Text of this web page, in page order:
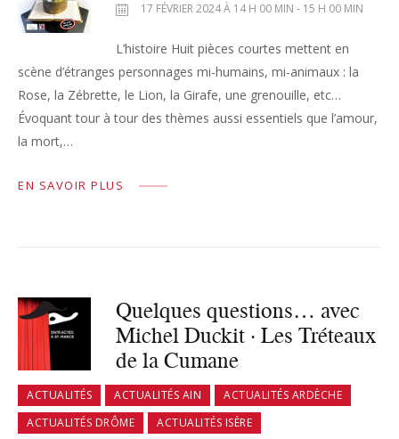
17 FÉVRIER 2024 À 14 H 00 MIN - 15 H 00 MIN
L’histoire Huit pièces courtes mettent en
scène d’étranges personnages mi-humains, mi-animaux : la
Rose, la Zébrette, le Lion, la Girafe, une grenouille, etc…
Évoquant tour à tour des thèmes aussi essentiels que l’amour,
la mort,…
EN SAVOIR PLUS
Quelques questions… avec
Michel Duckit · Les Tréteaux
de la Cumane
ACTUALITÉS ACTUALITÉS AIN
ACTUALITÉS ARDÈCHE
ACTUALITÉS DRÔME
ACTUALITÉS ISÈRE